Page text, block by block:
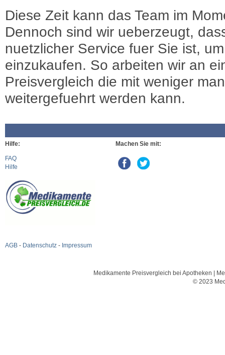
Diese Zeit kann das Team im
Dennoch sind wir ueberzeugt,
nuetzlicher Service fuer Sie ist,
einzukaufen. So arbeiten wir an
Preisvergleich die mit weniger
weitergefuehrt werden kann.
Hilfe:
FAQ
Hilfe
AGB - Datenschutz - Impressum
Machen Sie mit:
Medikamente Preisvergleich bei Apotheken |
© 2023